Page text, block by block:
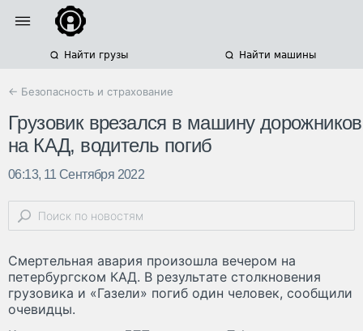
Найти грузы Найти машины
← Безопасность и страхование
Грузовик врезался в машину дорожников
на КАД, водитель погиб
06:13, 11 Сентября 2022
Смертельная авария произошла вечером на
петербургском КАД. В результате столкновения
грузовика и «Газели» погиб один человек, сообщили
очевидцы.